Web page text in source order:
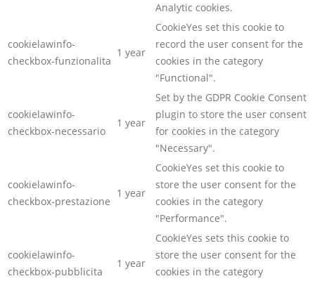
Analytic cookies.
cookielawinfo-
checkbox-funzionalita
1 year
CookieYes set this cookie to
record the user consent for the
cookies in the category
"Functional".
cookielawinfo-
checkbox-necessario
1 year
Set by the GDPR Cookie Consent
plugin to store the user consent
for cookies in the category
"Necessary".
cookielawinfo-
checkbox-prestazione
1 year
CookieYes set this cookie to
store the user consent for the
cookies in the category
"Performance".
cookielawinfo-
checkbox-pubblicita
1 year
CookieYes sets this cookie to
store the user consent for the
cookies in the category